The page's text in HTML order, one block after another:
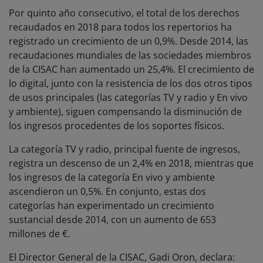
Por quinto año consecutivo, el total de los derechos
recaudados en 2018 para todos los repertorios ha
registrado un crecimiento de un 0,9%. Desde 2014, las
recaudaciones mundiales de las sociedades miembros
de la CISAC han aumentado un 25,4%. El crecimiento de
lo digital, junto con la resistencia de los dos otros tipos
de usos principales (las categorías TV y radio y En vivo
y ambiente), siguen compensando la disminución de
los ingresos procedentes de los soportes físicos.
La categoría TV y radio, principal fuente de ingresos,
registra un descenso de un 2,4% en 2018, mientras que
los ingresos de la categoría En vivo y ambiente
ascendieron un 0,5%. En conjunto, estas dos
categorías han experimentado un crecimiento
sustancial desde 2014, con un aumento de 653
millones de €.
El Director General de la CISAC, Gadi Oron, declara: